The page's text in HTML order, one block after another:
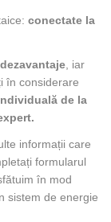
conectate la
, iar
în considerare
de la
informații care
formularul
în mod
sistem de energie